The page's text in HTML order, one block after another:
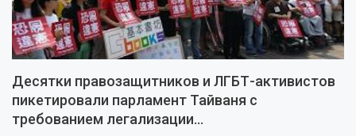
Десятки правозащитников и ЛГБТ-активистов
пикетировали парламент Тайваня с
требованием легализации…